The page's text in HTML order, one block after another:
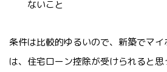
ないこと
条件は比較的ゆるいので、新築でマ
は、住宅ローン控除が受けられると